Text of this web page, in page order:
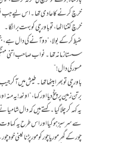
خرچ کرنے کا عادی تھا۔ اس لیے
خرچ کتنا اٹھا، تو باورچی کو بہت برا لگا۔
ضبط کر کے بولا، “دو آنے کی دال
سستا زمانہ تھا۔ نواب صاحب اتنی
مسور کی دال!”
باورچی تو بھرا بیٹھا تھا۔ طیش میں
برتن زمین پر پٹخ دیا اور کہا، “اونھ! یہ
یہ کہہ کر چلا گیا۔ کہتے ہیں کہ دال
سے سر سبز ہوگیا اور اس طرح یہ
چور کے گھر مور یا چور کو مور پڑنا